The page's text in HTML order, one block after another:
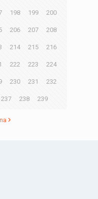
198 199 200
206 207 208
214 215 216
222 223 224
230 231 232
237 238 239